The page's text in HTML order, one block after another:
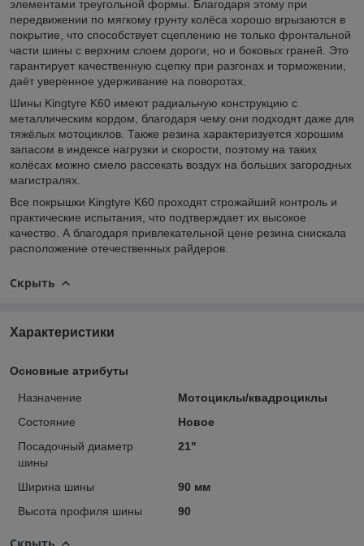
элементами треугольной формы. Благодаря этому при
передвижении по мягкому грунту колёса хорошо вгрызаются в
покрытие, что способствует сцеплению не только фронтальной
части шины с верхним слоем дороги, но и боковых граней. Это
гарантирует качественную сцепку при разгонах и торможении,
даёт уверенное удерживание на поворотах.
Шины Kingtyre K60 имеют радиальную конструкцию с
металлическим кордом, благодаря чему они подходят даже для
тяжёлых мотоциклов. Также резина характеризуется хорошим
запасом в индексе нагрузки и скорости, поэтому на таких
колёсах можно смело рассекать воздух на больших загородных
магистралях.
Все покрышки Kingtyre K60 проходят строжайший контроль и
практические испытания, что подтверждает их высокое
качество. А благодаря привлекательной цене резина снискала
расположение отечественных райдеров.
Скрыть
Характеристики
Основные атрибуты
Назначение
Мотоциклы/квадроциклы
Состояние
Новое
Посадочный диаметр
шины
21"
Ширина шины
90 мм
Высота профиля шины
90